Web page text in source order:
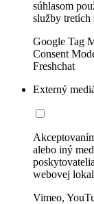
súhlasom
služby tretích
Google Tag
Consent
Freshchat
Externý
alebo iný
webovej
Vimeo,